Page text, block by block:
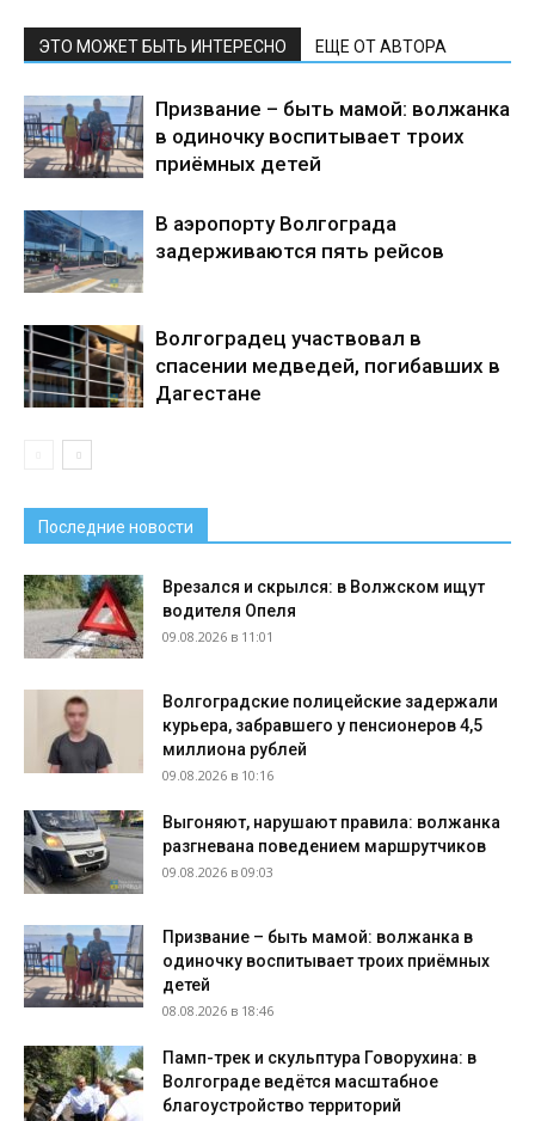
ЭТО МОЖЕТ БЫТЬ ИНТЕРЕСНО ЕЩЕ ОТ АВТОРА
Призвание – быть мамой: волжанка
в одиночку воспитывает троих
приёмных детей
В аэропорту Волгограда
задерживаются пять рейсов
Волгоградец участвовал в
спасении медведей, погибавших в
Дагестане
Последние новости
Врезался и скрылся: в Волжском ищут
водителя Опеля
09.08.2026 в 11:01
Волгоградские полицейские задержали
курьера, забравшего у пенсионеров 4,5
миллиона рублей
09.08.2026 в 10:16
Выгоняют, нарушают правила: волжанка
разгневана поведением маршрутчиков
09.08.2026 в 09:03
Призвание – быть мамой: волжанка в
одиночку воспитывает троих приёмных
детей
08.08.2026 в 18:46
Памп-трек и скульптура Говорухина: в
Волгограде ведётся масштабное
благоустройство территорий